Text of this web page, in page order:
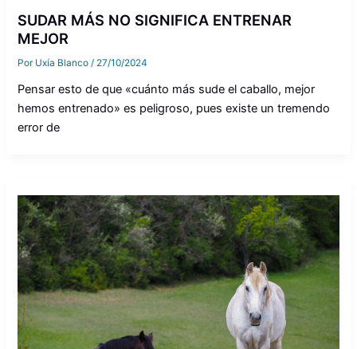
SUDAR MÁS NO SIGNIFICA ENTRENAR
MEJOR
Por Uxía Blanco/ 27/10/2024
Pensar esto de que «cuánto más sude el caballo, mejor
hemos entrenado» es peligroso, pues existe un tremendo
error de